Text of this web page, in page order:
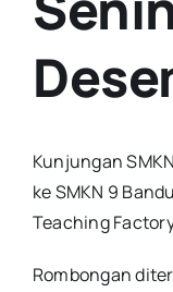
Kunjungan
ke SMKN 9
Teaching
Rombongan